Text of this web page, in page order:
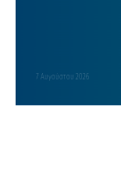
7 Αυγούστου 2026